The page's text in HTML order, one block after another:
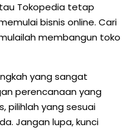
Tokopedia tetap
bisnis online. Cari
membangun toko
yang sangat
perencanaan yang
pilihlah yang sesuai
Jangan lupa, kunci